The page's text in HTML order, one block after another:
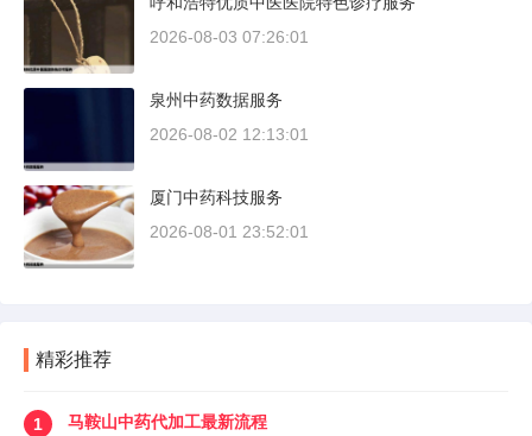
2026-08-03 07:26:01
泉州中药数据服务
2026-08-02 12:13:01
厦门中药科技服务
2026-08-01 23:52:01
精彩推荐
1
马鞍山中药代加工最新流程